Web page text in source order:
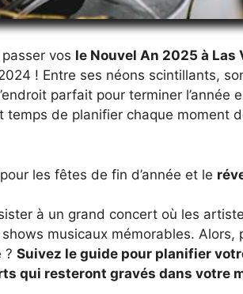
vos le Nouvel An 2025 à Las
! Entre ses néons scintillants,
parfait pour terminer l’année
temps de planifier chaque moment
les fêtes de fin d’année et le
à un grand concert où les
musicaux mémorables.
? Suivez le guide pour planifier
qui resteront gravés dans votre